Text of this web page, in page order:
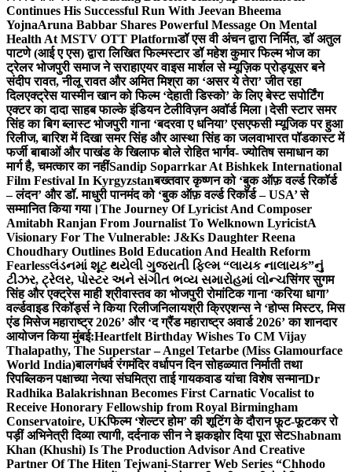
Continues His Successful Run With Jeevan Bheema
YojnaAruna Babbar Shares Powerful Message On Mental
Health At MSTV OTT Platformडॉ एस वी अंचन द्वारा निर्मित, डॉ अतुल
पाटणे (आई ए एस) द्वारा लिखित फिल्मस्टार डॉ महेश कुमार फिल्म भोज का
ट्रेलर भोजपुरी समाज ने सराहाएयर वाइस मार्शल से म्यूज़िक प्रोड्यूसर बने
संदीप रावत, नीलू रावत और अमित मिश्रा का ‘असर ये तेरा’ जीत रहा
दिलएक्ट्रेस यास्मीन खान को फिल्म ‘देहाती डिस्को’ के लिए बेस्ट सपोर्टिंग
एक्टर का दादा साहब फाल्के इंडियन टेलीविज़न अवॉर्ड मिला।देसी स्टार समर
सिंह का बिग ब्लास्ट भोजपुरी गाना ‘बदरवा ए धनिया’ एसएफसी म्यूजिक पर हुआ
रिलीज, बारिश में दिखा समर सिंह और आस्था सिंह का जलवाभारत पॉडकास्ट में
फर्जी बाबाओं और पाखंड के खिलाफ बोले रोहित भार्गव- ज्योतिष समाधान का
मार्ग है, चमत्कार का नहींSandip Soparrkar At Bishkek International
Film Festival In Kyrgyzstanबख्तवार कृष्णन को ‘बुक ऑफ़ वर्ल्ड रिकॉर्ड
– लंदन’ और डॉ. माधुरी पानमंद को ‘बुक ऑफ़ वर्ल्ड रिकॉर्ड – USA’ से
सम्मानित किया गया।The Journey Of Lyricist And Composer
Amitabh Ranjan From Journalist To Welknown LyricistA
Visionary For The Vulnerable: J&Ks Daughter Reena
Choudhary Outlines Bold Education And Health Reform
Fearlessલંડનમાં શૂટ થયેલી ગુજરાતી ફિલ્મ “લાયક નાલાયક”નું
ટીઝર, ટ્રેલર, પોસ્ટર અને સંગીત ભવ્ય સમારોહમાં લોન્ચसिंगर सुगम
सिंह और एक्ट्रेस माही श्रीवास्तव का भोजपुरी रोमांटिक गाना ‘करिया धागा’
वर्ल्डवाइड रिकॉर्ड्स ने किया रिलीजनिलायश्री क्रिएशन्स ने ‘होप्स मिस्टर, मिस
एंड मिसेज महाराष्ट्र 2026’ और ‘द ग्रैंड महाराष्ट्र अवार्ड 2026’ का शानदार
आयोजन किया मुंबई:Heartfelt Birthday Wishes To CM Vijay
Thalapathy, The Superstar – Angel Tetarbe (Miss Glamourface
World India)बालगंधर्व रंगमंदिर वर्धापन दिन सोहळ्यात निर्माती तथा
रिपब्लिकन पक्षाच्या नेत्या संघमित्रा ताई गायकवाड यांचा विशेष सन्मानDr
Radhika Balakrishnan Becomes First Carnatic Vocalist to
Receive Honorary Fellowship from Royal Birmingham
Conservatoire, UKफिल्म ‘शेल्टर होम’ की शूटिंग के दौरान फूट-फूटकर रो
पड़ीं अभिनेत्री दिव्या त्यागी, दर्दनाक सीन ने झकझोर दिया पूरा सेटShabnam
Khan (Khushi) Is The Production Advisor And Creative
Partner Of The Hiten Tejwani-Starrer Web Series “Chhodo